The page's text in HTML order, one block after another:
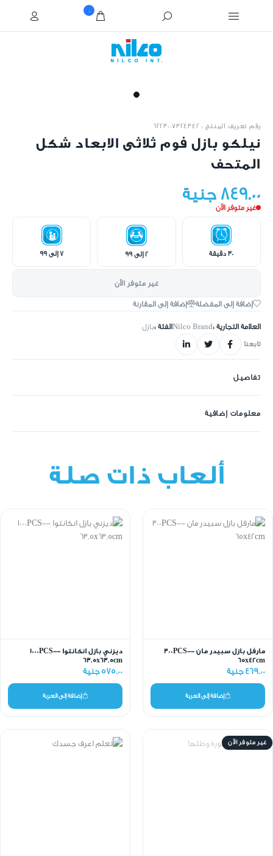
0
رقم تعريف المنتج : 6223007324342
نيلكو بازل فوم ثلاثى الابعاد شكل
المتحف
849.00 جنية
غير متوفر الآن
30 دقيقة 2 إلى 99 7 إلى 99
غير متوفر الآن
إضافة إلى المفضلة إضافة إلى المقارنة
العلامة التجارية :Nilco Brandالفئة :بازل
تابعنا
تفاصيل
معلومات إضافية
ألعاب ذات صلة
مارفل بازل سبيدر مان -300PCS-
65x42cm
469.00 جنية
إضافة إلى العربة
ديزني بازل انكانتوا -1000PCS-
63.5x63.5cm
575.00 جنية
إضافة إلى العربة
غير متوفر الآن